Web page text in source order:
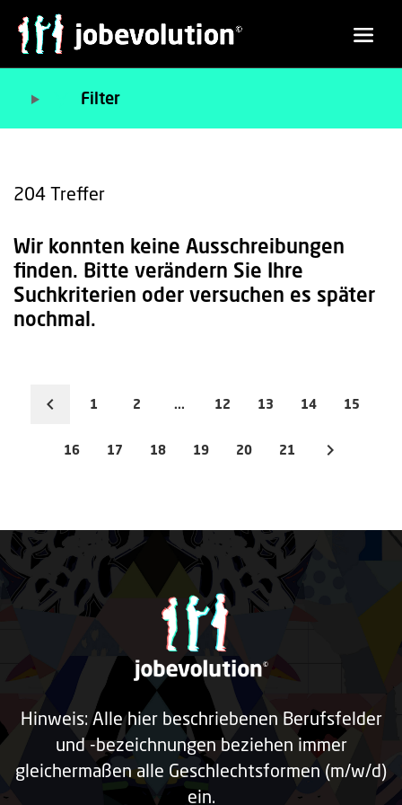
Filter
204 Treffer
Wir konnten keine Ausschreibungen
finden. Bitte verändern Sie Ihre
Suchkriterien oder versuchen es später
nochmal.
1 2 ... 12 13 14 15
16 17 18 19 20 21
Hinweis: Alle hier beschriebenen Berufsfelder
und -bezeichnungen beziehen immer
gleichermaßen alle Geschlechtsformen (m/w/d)
ein.